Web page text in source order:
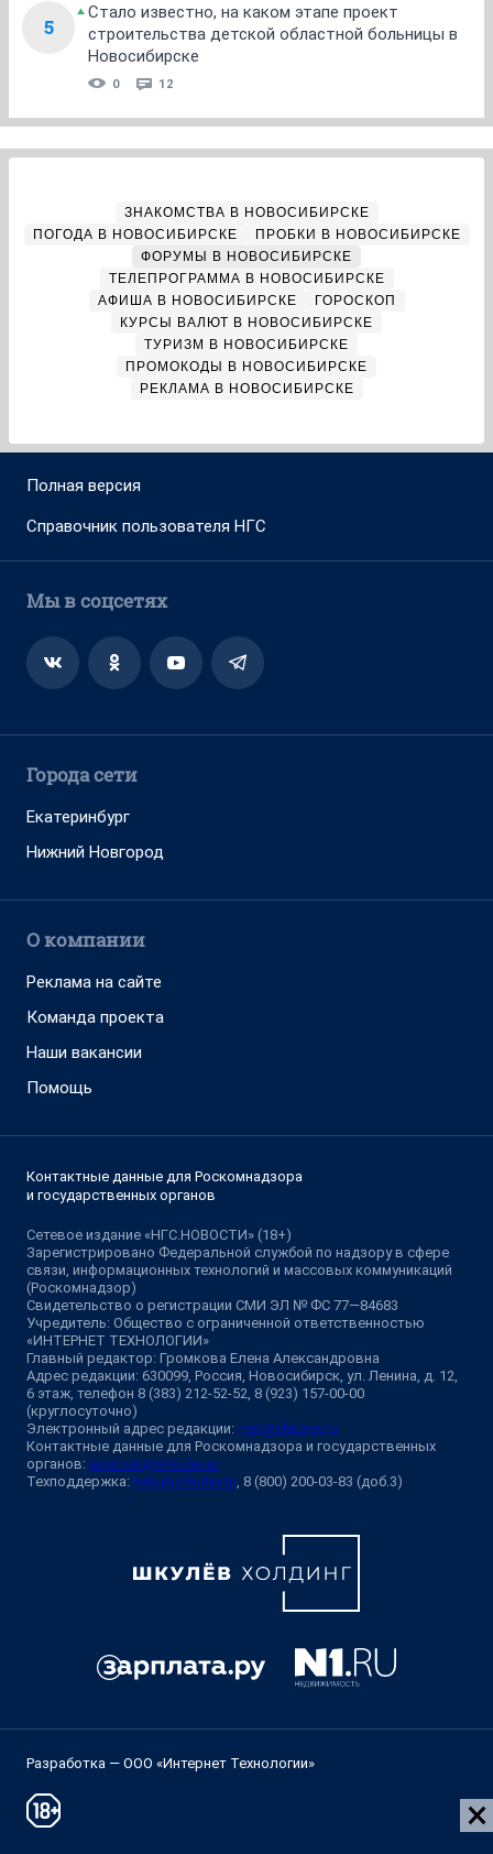
5
Стало известно, на каком этапе проект
строительства детской областной больницы в
Новосибирске
0 12
ЗНАКОМСТВА В НОВОСИБИРСКЕ
ПОГОДА В НОВОСИБИРСКЕ
ПРОБКИ В НОВОСИБИРСКЕ
ФОРУМЫ В НОВОСИБИРСКЕ
ТЕЛЕПРОГРАММА В НОВОСИБИРСКЕ
АФИША В НОВОСИБИРСКЕ
ГОРОСКОП
КУРСЫ ВАЛЮТ В НОВОСИБИРСКЕ
ТУРИЗМ В НОВОСИБИРСКЕ
ПРОМОКОДЫ В НОВОСИБИРСКЕ
РЕКЛАМА В НОВОСИБИРСКЕ
Полная версия
Справочник пользователя НГС
Мы в соцсетях
Города сети
Екатеринбург
Нижний Новгород
О компании
Реклама на сайте
Команда проекта
Наши вакансии
Помощь
Контактные данные для Роскомнадзора
и государственных органов
Сетевое издание «НГС.НОВОСТИ» (18+)
Зарегистрировано Федеральной службой по надзору в сфере
связи, информационных технологий и массовых коммуникаций
(Роскомнадзор)
Свидетельство о регистрации СМИ ЭЛ № ФС 77—84683
Учредитель: Общество с ограниченной ответственностью
«ИНТЕРНЕТ ТЕХНОЛОГИИ»
Главный редактор: Громкова Елена Александровна
Адрес редакции: 630099, Россия, Новосибирск, ул. Ленина, д. 12,
6 этаж, телефон 8 (383) 212-52-52, 8 (923) 157-00-00
(круглосуточно)
Электронный адрес редакции: ngs@shkulev.ru
Контактные данные для Роскомнадзора и государственных
органов: juristnsk@shkulev.ru
Техподдержка: help@shkulev.ru , 8 (800) 200-03-83 (доб.3)
Разработка — ООО «Интернет Технологии»